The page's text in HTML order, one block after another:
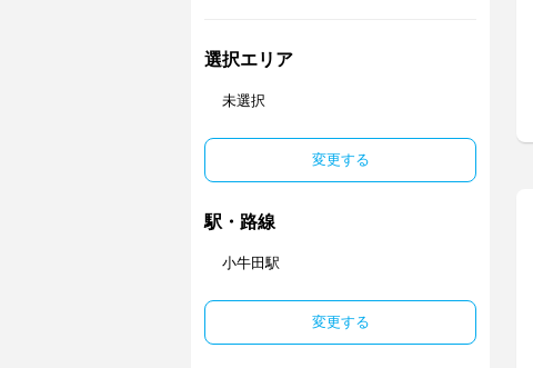
選択エリア
未選択
変更する
駅・路線
小牛田駅
変更する